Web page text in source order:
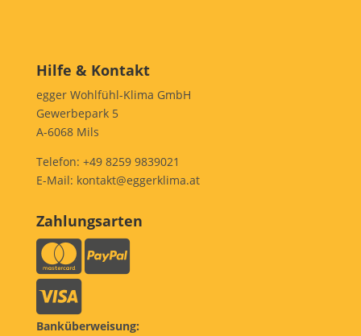
Hilfe & Kontakt
egger Wohlfühl-Klima GmbH
Gewerbepark 5
A-6068 Mils
Telefon: +49 8259 9839021
E-Mail: kontakt@eggerklima.at
Zahlungsarten
Banküberweisung: